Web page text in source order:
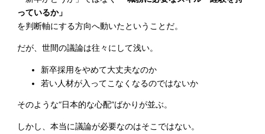
っているか」
を判断軸にする方向へ動いたということだ。
だが、世間の議論は往々にして浅い。
新卒採用をやめて大丈夫なのか
若い人材が入ってこなくなるのではないか
そのような“日本的な心配”ばかりが並ぶ。
しかし、本当に議論が必要なのはそこではない。